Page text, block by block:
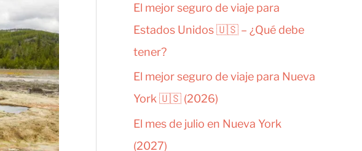
El mejor seguro de viaje para
Estados Unidos 🇺🇸 – ¿Qué debe
tener?
El mejor seguro de viaje para Nueva
York 🇺🇸 (2026)
El mes de julio en Nueva York
(2027)